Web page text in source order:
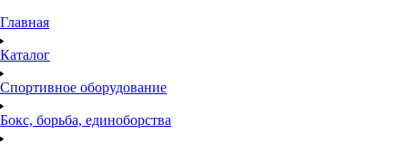
Главная
Каталог
Спортивное оборудование
Бокс, борьба, единоборства